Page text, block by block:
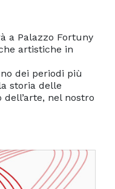
a Palazzo Fortuny
artistiche in
dei periodi più
storia delle
nel nostro